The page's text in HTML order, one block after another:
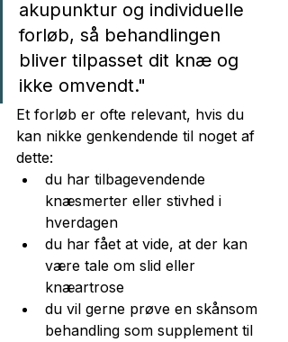
akupunktur og individuelle
forløb, så behandlingen
bliver tilpasset dit knæ og
ikke omvendt."
Et forløb er ofte relevant, hvis du
kan nikke genkendende til noget af
dette:
du har tilbagevendende
knæsmerter eller stivhed i
hverdagen
du har fået at vide, at der kan
være tale om slid eller
knæartrose
du vil gerne prøve en skånsom
behandling som supplement til